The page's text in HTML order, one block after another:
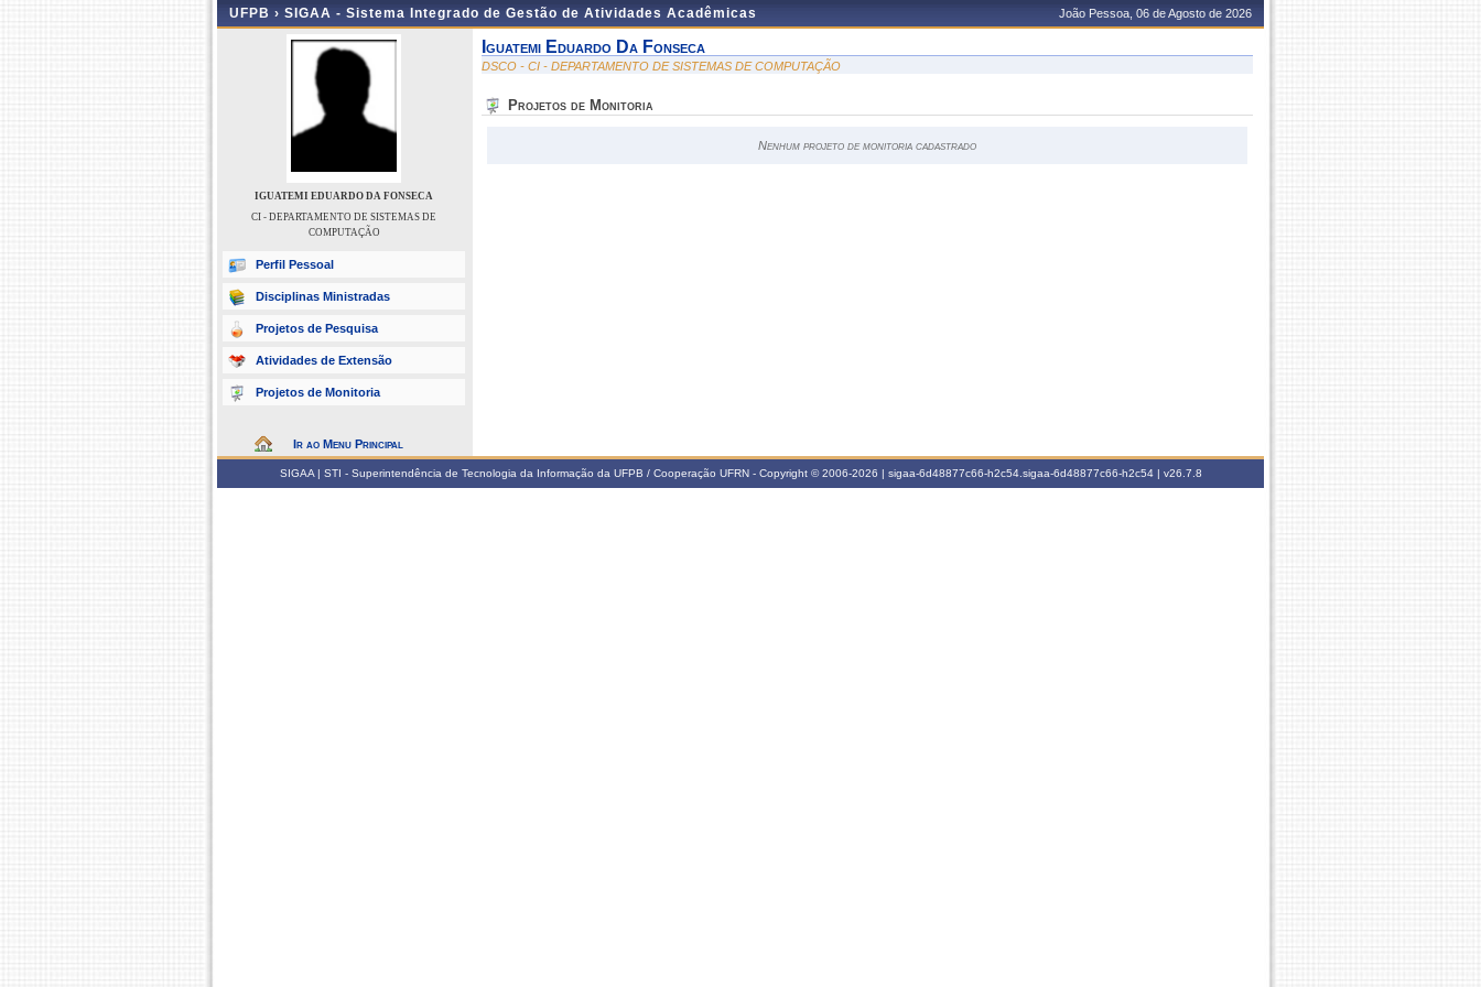
UFPB › SIGAA - Sistema Integrado de Gestão de Atividades Acadêmicas João Pessoa, 06 de Agosto de 2026
IGUATEMI EDUARDO DA FONSECA
CI - DEPARTAMENTO DE SISTEMAS DE
COMPUTAÇÃO
Perfil Pessoal
Disciplinas Ministradas
Projetos de Pesquisa
Atividades de Extensão
Projetos de Monitoria
Ir ao Menu Principal
Iguatemi Eduardo Da Fonseca
DSCO - CI - DEPARTAMENTO DE SISTEMAS DE COMPUTAÇÃO
Projetos de Monitoria
Nenhum projeto de monitoria cadastrado
SIGAA | STI - Superintendência de Tecnologia da Informação da UFPB / Cooperação UFRN - Copyright © 2006-2026 | sigaa-6d48877c66-h2c54.sigaa-6d48877c66-h2c54 | v26.7.8